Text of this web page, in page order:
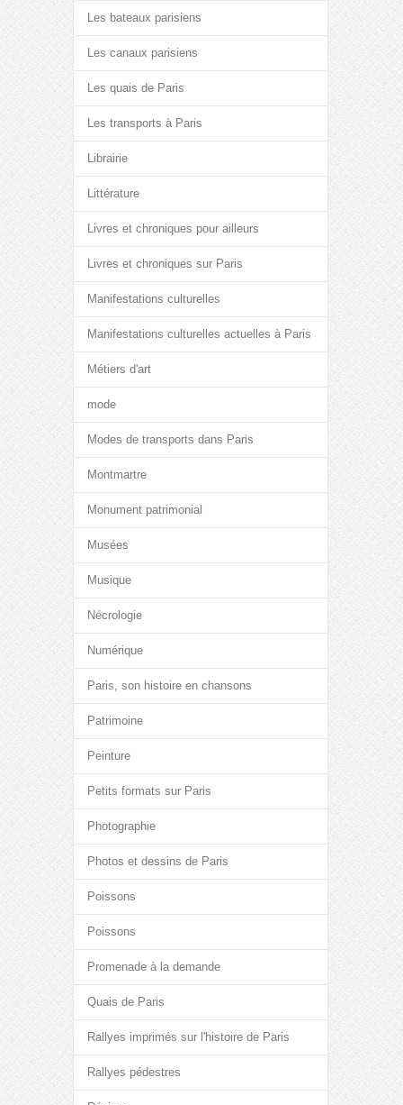
Les bateaux parisiens
Les canaux parisiens
Les quais de Paris
Les transports à Paris
Librairie
Littérature
Livres et chroniques pour ailleurs
Livres et chroniques sur Paris
Manifestations culturelles
Manifestations culturelles actuelles à Paris
Métiers d'art
mode
Modes de transports dans Paris
Montmartre
Monument patrimonial
Musées
Musique
Nécrologie
Numérique
Paris, son histoire en chansons
Patrimoine
Peinture
Petits formats sur Paris
Photographie
Photos et dessins de Paris
Poissons
Poissons
Promenade à la demande
Quais de Paris
Rallyes imprimés sur l'histoire de Paris
Rallyes pédestres